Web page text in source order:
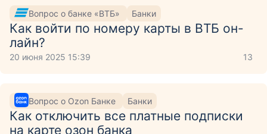
Вопрос о банке «ВТБ» Банки
Как войти по номеру карты в ВТБ он-
лайн?
20 июня 2025 15:39 13
Вопрос о Ozon Банке Банки
Как отключить все платные подписки
на карте озон банка